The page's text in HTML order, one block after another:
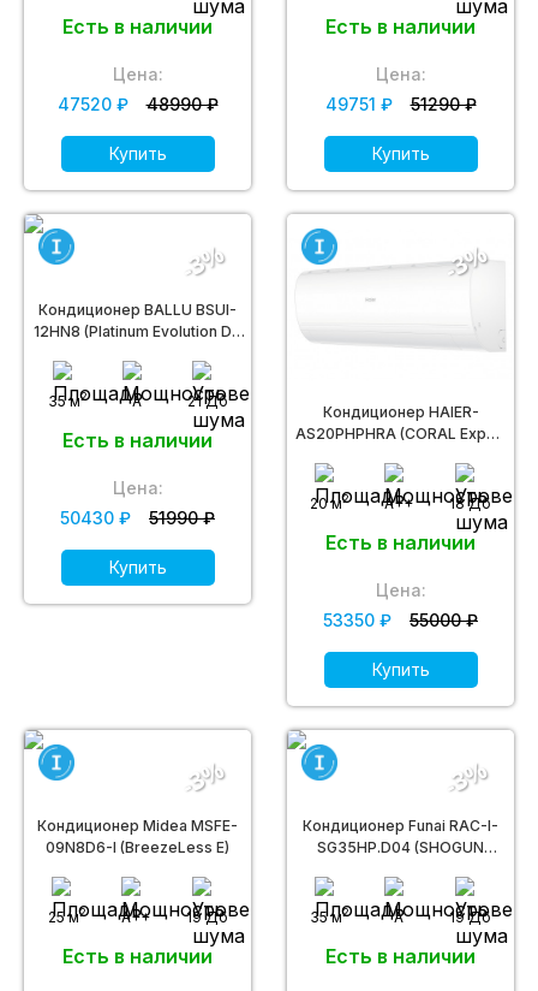
Есть в наличии
Цена:
47520 ₽
48990 ₽
Купить
Есть в наличии
Цена:
49751 ₽
51290 ₽
Купить
Кондиционер BALLU BSUI-
12HN8 (Platinum Evolution DC
35 м2 A 21 Дб
Есть в наличии
-3%
Цена:
50430 ₽
51990 ₽
Купить
Кондиционер HAIER-
AS20PHPHRA (CORAL Expert
20 м2 A++ 18 Дб
Есть в наличии
-3%
Цена:
53350 ₽
55000 ₽
Купить
Кондиционер Midea MSFE-
09N8D6-I (BreezeLess E)
25 м2 A++ 19 Дб
Есть в наличии
-3%
Кондиционер Funai RAC-I-
SG35HP.D04 (SHOGUN
35 м2 A 19 Дб
Есть в наличии
-3%